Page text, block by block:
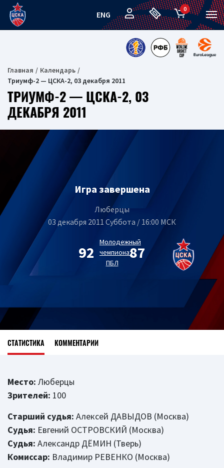
ENG
0
Главная
Календарь
Триумф-2 — ЦСКА-2, 03 декабря 2011
ТРИУМФ-2 — ЦСКА-2, 03
ДЕКАБРЯ 2011
Игра завершена
Люберцы
03 декабря 2011 Суббота / 16:00 МСК
92
Молодежный
чемпионат
ПБЛ
87
СТАТИСТИКА КОММЕНТАРИИ
Место: Люберцы
Зрителей: 100
Старший судья: Алексей ДАВЫДОВ (Москва)
Судья: Евгений ОСТРОВСКИЙ (Москва)
Судья: Александр ДЁМИН (Тверь)
Комиссар: Владимир РЕВЕНКО (Москва)